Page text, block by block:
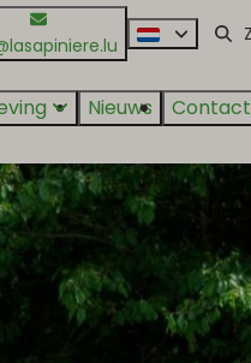
Nieuws Contact